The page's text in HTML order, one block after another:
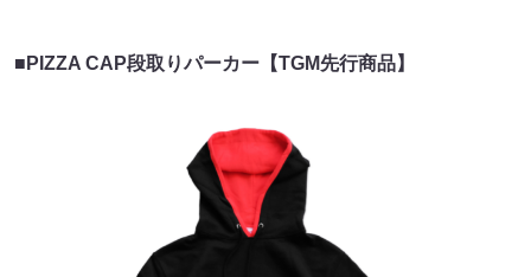
■PIZZA CAP段取りパーカー【TGM先行商品】